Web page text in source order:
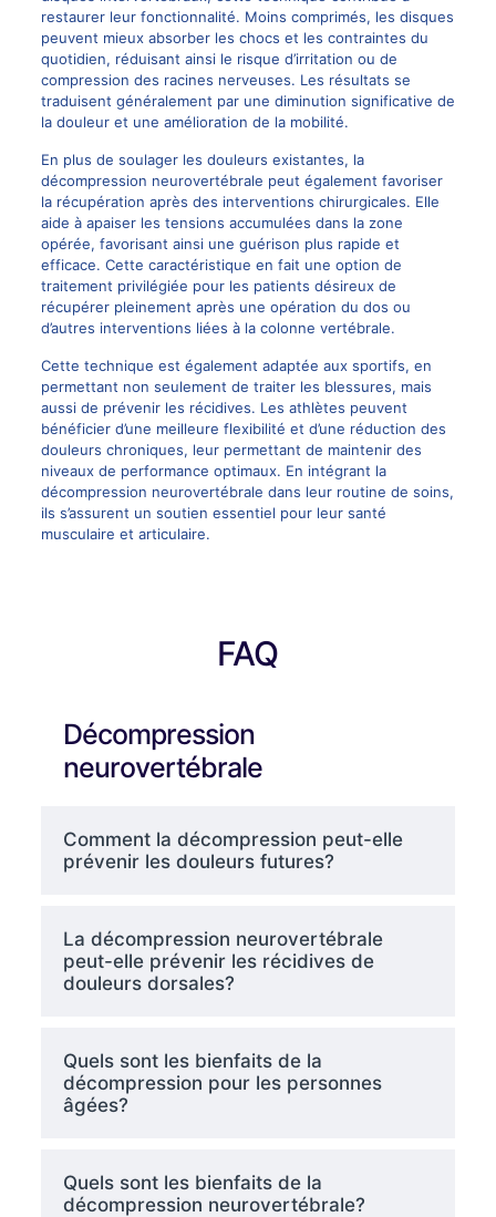
restaurer leur fonctionnalité. Moins comprimés, les disques
peuvent mieux absorber les chocs et les contraintes du
quotidien, réduisant ainsi le risque d’irritation ou de
compression des racines nerveuses. Les résultats se
traduisent généralement par une diminution significative de
la douleur et une amélioration de la mobilité.
En plus de soulager les douleurs existantes, la
décompression neurovertébrale peut également favoriser
la récupération après des interventions chirurgicales. Elle
aide à apaiser les tensions accumulées dans la zone
opérée, favorisant ainsi une guérison plus rapide et
efficace. Cette caractéristique en fait une option de
traitement privilégiée pour les patients désireux de
récupérer pleinement après une opération du dos ou
d’autres interventions liées à la colonne vertébrale.
Cette technique est également adaptée aux sportifs, en
permettant non seulement de traiter les blessures, mais
aussi de prévenir les récidives. Les athlètes peuvent
bénéficier d’une meilleure flexibilité et d’une réduction des
douleurs chroniques, leur permettant de maintenir des
niveaux de performance optimaux. En intégrant la
décompression neurovertébrale dans leur routine de soins,
ils s’assurent un soutien essentiel pour leur santé
musculaire et articulaire.
FAQ
Décompression
neurovertébrale
Comment la décompression peut-elle
prévenir les douleurs futures?
La décompression neurovertébrale
peut-elle prévenir les récidives de
douleurs dorsales?
Quels sont les bienfaits de la
décompression pour les personnes
âgées?
Quels sont les bienfaits de la
décompression neurovertébrale?